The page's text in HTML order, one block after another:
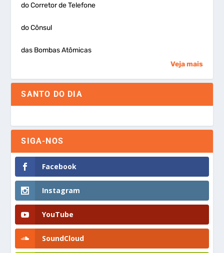
do Corretor de Telefone
do Cônsul
das Bombas Atômicas
Veja mais
SANTO DO DIA
SIGA-NOS
Facebook
Instagram
YouTube
SoundCloud